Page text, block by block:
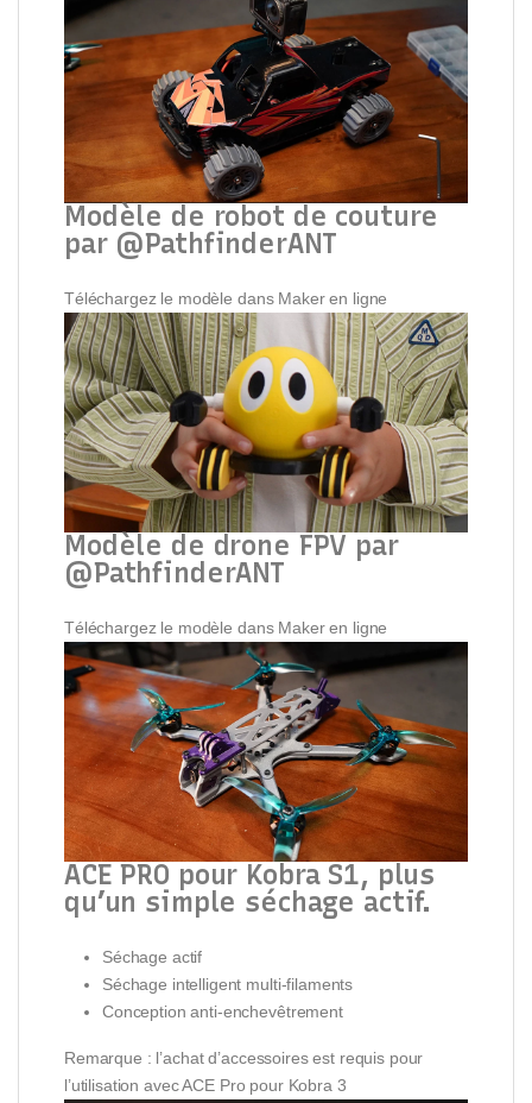
Modèle de robot de couture
par @PathfinderANT
Téléchargez le modèle dans Maker en ligne
Modèle de drone FPV par
@PathfinderANT
Téléchargez le modèle dans Maker en ligne
ACE PRO pour Kobra S1, plus
qu’un simple séchage actif.
Séchage actif
Séchage intelligent multi-filaments
Conception anti-enchevêtrement
Remarque : l’achat d’accessoires est requis pour
l’utilisation avec ACE Pro pour Kobra 3